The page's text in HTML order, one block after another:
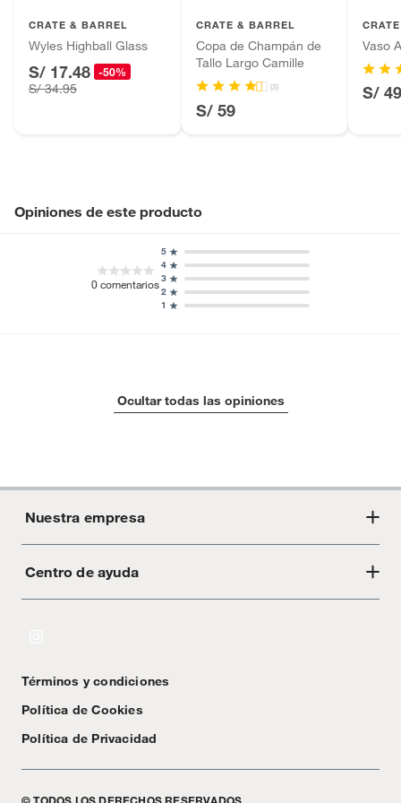
Productos que hayan sido previamente instalados.
Baterías de auto.
Motocicletas y bicicletas motorizadas.
Licores y cigarros electrónicos.
CRATE & BARREL
Wyles Highball Glass
S/ 17.48 -50%
S/ 34.95
CRATE & BARREL
Copa de Champán de
Tallo Largo Camille
(3)
S/ 59
Vaso
S/
Opiniones de este producto
0comentarios
1
2
3
4
5
Ocultar todas las opiniones
Nuestra empresa
Acerca de Crate
Centro de ayuda
Textos Legales
Términos y condiciones
Política de Cookies
Política de Privacidad